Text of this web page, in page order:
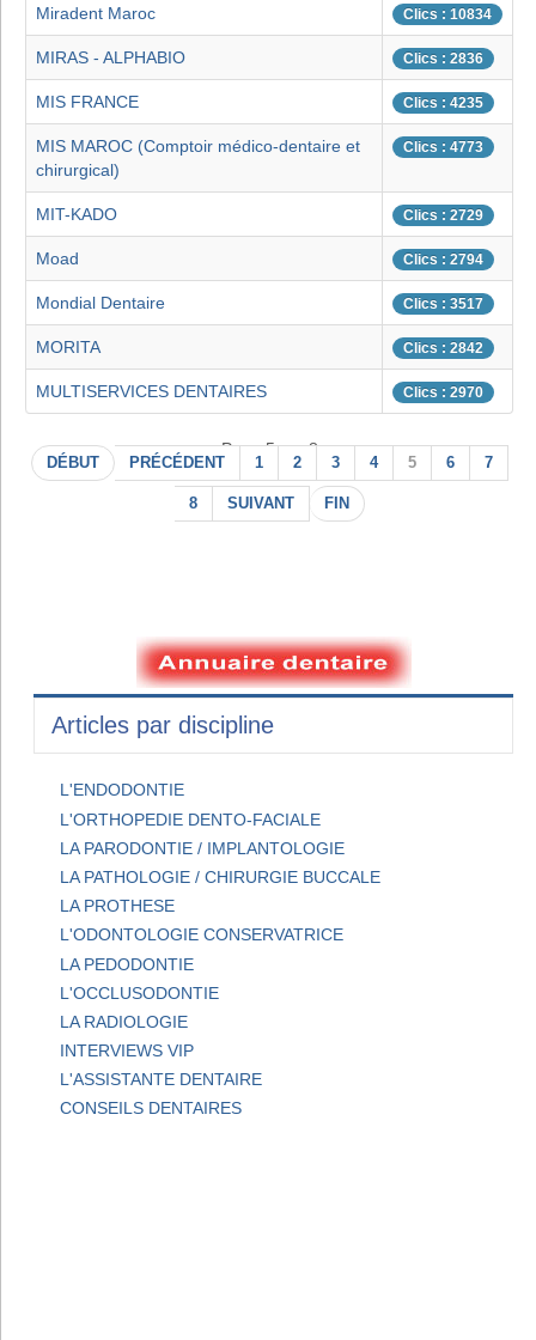
Miradent Maroc Clics : 10834
MIRAS - ALPHABIO Clics : 2836
MIS FRANCE Clics : 4235
MIS MAROC (Comptoir médico-dentaire et
chirurgical)
Clics : 4773
MIT-KADO Clics : 2729
Moad Clics : 2794
Mondial Dentaire Clics : 3517
MORITA Clics : 2842
MULTISERVICES DENTAIRES Clics : 2970
Page 5 sur 8
DÉBUT PRÉCÉDENT 1 2 3 4 5 6 7
8 SUIVANT FIN
Articles par discipline
L'ENDODONTIE
L'ORTHOPEDIE DENTO-FACIALE
LA PARODONTIE / IMPLANTOLOGIE
LA PATHOLOGIE / CHIRURGIE BUCCALE
LA PROTHESE
L'ODONTOLOGIE CONSERVATRICE
LA PEDODONTIE
L'OCCLUSODONTIE
LA RADIOLOGIE
INTERVIEWS VIP
L'ASSISTANTE DENTAIRE
CONSEILS DENTAIRES